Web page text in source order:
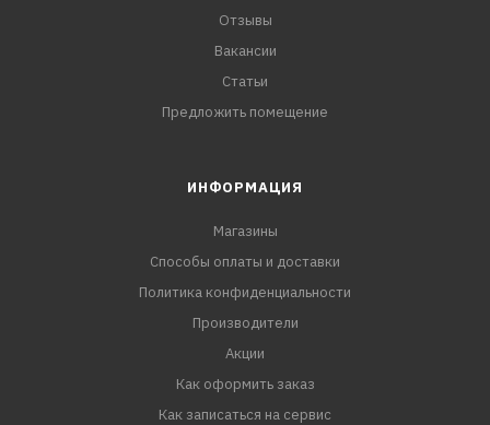
Отзывы
Вакансии
Статьи
Предложить помещение
ИНФОРМАЦИЯ
Магазины
Способы оплаты и доставки
Политика конфиденциальности
Производители
Акции
Как оформить заказ
Как записаться на сервис